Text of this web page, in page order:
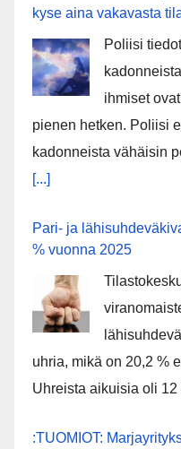
kyse aina vakavasta
Poliisi
ihmiset
pienen hetken. Poliisi
kadonneista vähäisin
[...]
Pari- ja
% vuonna 2025
uhria, mikä on 20,2 %
Uhreista aikuisia oli
:TUOMIOT: